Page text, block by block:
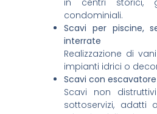
condominiali.
Scavi per piscine,
interrate
Realizzazione di
impianti idrici o
Scavi con
Scavi non
sottoservizi, adatti